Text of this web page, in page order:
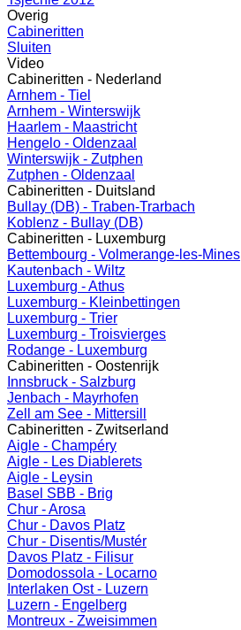
Overig
Cabineritten
Sluiten
Video
Cabineritten - Nederland
Arnhem - Tiel
Arnhem - Winterswijk
Haarlem - Maastricht
Hengelo - Oldenzaal
Winterswijk - Zutphen
Zutphen - Oldenzaal
Cabineritten - Duitsland
Bullay (DB) - Traben-Trarbach
Koblenz - Bullay (DB)
Cabineritten - Luxemburg
Bettembourg - Volmerange-les-Mines
Kautenbach - Wiltz
Luxemburg - Athus
Luxemburg - Kleinbettingen
Luxemburg - Trier
Luxemburg - Troisvierges
Rodange - Luxemburg
Cabineritten - Oostenrijk
Innsbruck - Salzburg
Jenbach - Mayrhofen
Zell am See - Mittersill
Cabineritten - Zwitserland
Aigle - Champéry
Aigle - Les Diablerets
Aigle - Leysin
Basel SBB - Brig
Chur - Arosa
Chur - Davos Platz
Chur - Disentis/Mustér
Davos Platz - Filisur
Domodossola - Locarno
Interlaken Ost - Luzern
Luzern - Engelberg
Montreux - Zweisimmen